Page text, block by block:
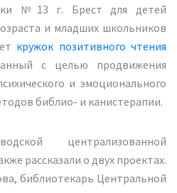
№13 г. Брест для детей
и младших школьников
кружок позитивного чтения
с целью продвижения
и эмоционального
библио- и канистерапии.
централизованной
рассказали о двух проектах.
библиотекарь Центральной